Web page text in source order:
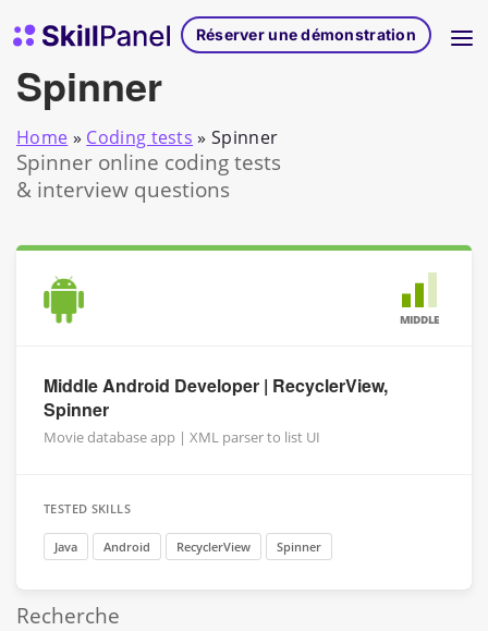
Page d'accueil de SkillPanelRéserver une démonstration
Spinner
Home » Coding tests » Spinner
Spinner online coding tests
& interview questions
MIDDLE
Middle Android Developer | RecyclerView,
Spinner
Movie database app | XML parser to list UI
TESTED SKILLS
Java Android RecyclerView Spinner
Recherche